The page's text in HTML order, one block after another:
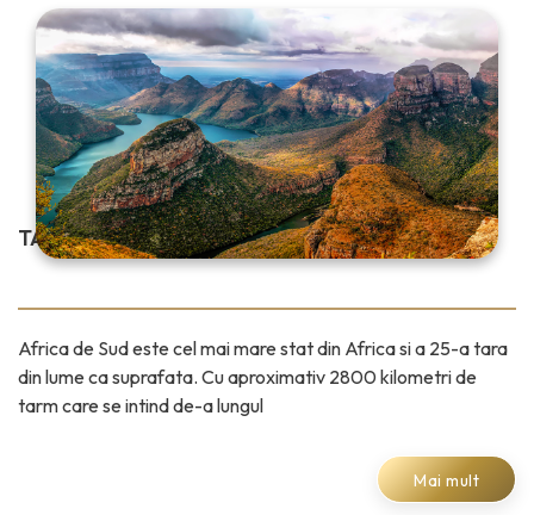
TARA PLATINEI, AURULUI SI DIAMANTELOR
Africa de Sud este cel mai mare stat din Africa si a 25-a tara
din lume ca suprafata. Cu aproximativ 2800 kilometri de
tarm care se intind de-a lungul
Mai mult